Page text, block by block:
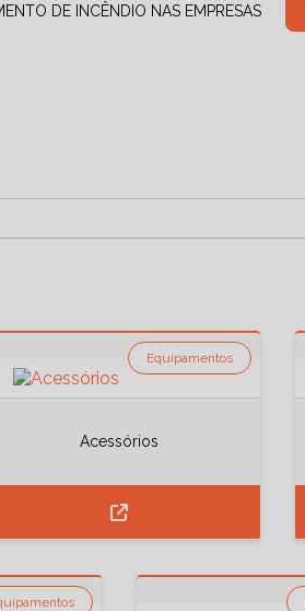
DE INCÊNDIO NAS EMPRESAS
Acessórios
Equipamentos